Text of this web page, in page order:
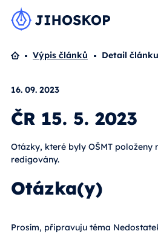
Domů
Výpis článků Detail článku
16. 09. 2023
ČR 15. 5. 2023
Otázky, které byly OŠMT položeny
redigovány.
Otázka(y)
Prosím, připravuju téma